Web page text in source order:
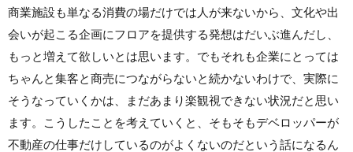
商業施設も単なる消費の場だけでは人が来ないから、文化や出
会いが起こる企画にフロアを提供する発想はだいぶ進んだし、
もっと増えて欲しいとは思います。でもそれも企業にとっては
ちゃんと集客と商売につながらないと続かないわけで、実際に
そうなっていくかは、まだあまり楽観視できない状況だと思い
ます。こうしたことを考えていくと、そもそもデベロッパーが
不動産の仕事だけしているのがよくないのだという話になるん